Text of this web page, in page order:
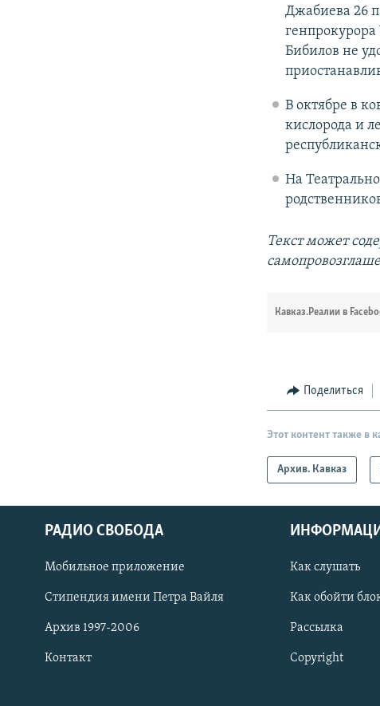
СОЦИАЛЬНЫЕ СЕТИ
Джабиева 26
Бибилов не
В октябре в
кислорода и
На
Текст может
Кавказ.Реалии в
Поделиться
Этот контент также в
Архив. Кавказ
РАДИО СВОБОДА
Мобильное приложение
Стипендия имени Петра Вайля
Архив 1997-2006
Контакт
Как слушать
Как обойти
Рассылка
Copyright